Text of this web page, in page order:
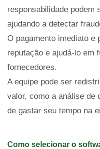
responsabilidade podem
ajudando a detectar
O pagamento imediato e
reputação e ajudá-lo em
fornecedores.
A equipe pode ser
valor, como a análise de
de gastar seu tempo na
Como selecionar o